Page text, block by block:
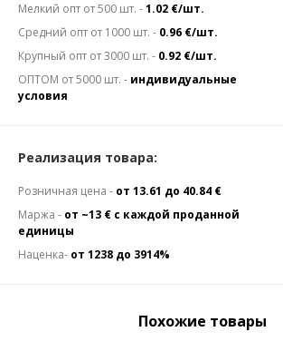
Мелкий опт от 500 шт. -1.02 €/шт.
Средний опт от 1000 шт. - 0.96 €/шт.
Крупный опт от 3000 шт. - 0.92 €/шт.
ОПТОМ от 5000 шт. - индивидуальные
условия
Реализация товара:
Розничная цена - от 13.61 до 40.84 €
Маржа - от ~13 € с каждой проданной
единицы
Наценка- от 1238 до 3914%
Похожие товары